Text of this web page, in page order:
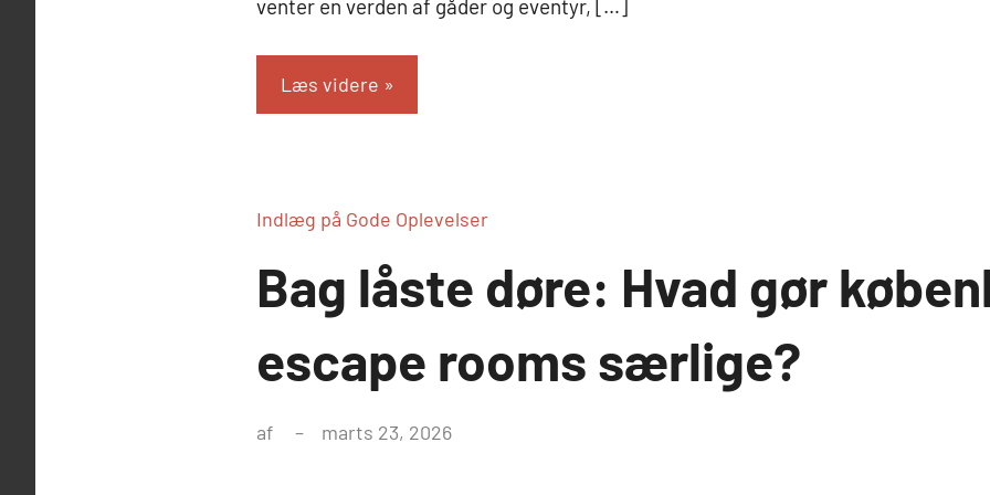
venter en verden af gåder og eventyr, […]
Læs videre
Indlæg på Gode Oplevelser
Bag låste døre: Hvad gør
escape rooms særlige?
af marts 23, 2026